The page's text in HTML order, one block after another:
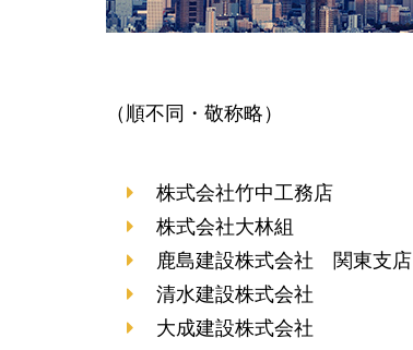
（順不同・敬称略）
株式会社竹中工務店
株式会社大林組
鹿島建設株式会社 関東支店
清水建設株式会社
大成建設株式会社